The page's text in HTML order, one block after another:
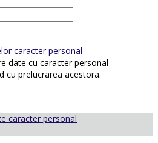
caracter personal
date cu caracter personal
cu prelucrarea acestora.
caracter personal